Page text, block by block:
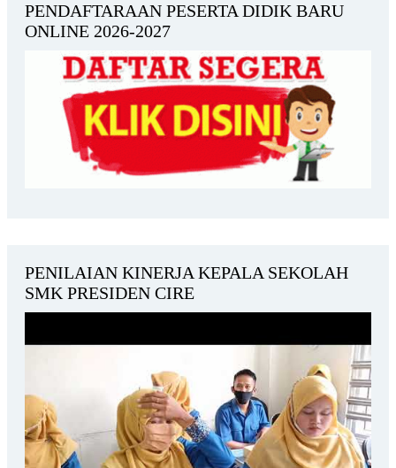
PENDAFTARAAN PESERTA DIDIK BARU
ONLINE 2026-2027
PENILAIAN KINERJA KEPALA SEKOLAH
SMK PRESIDEN CIRE